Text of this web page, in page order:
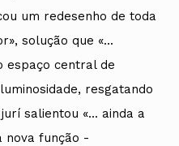
um redesenho de toda
solução que «...
espaço central de
resgatando
salientou «... ainda a
nova função -